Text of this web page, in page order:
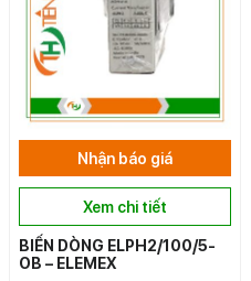
Nhận báo giá
Xem chi tiết
BIẾN DÒNG ELPH2/100/5-
OB – ELEMEX